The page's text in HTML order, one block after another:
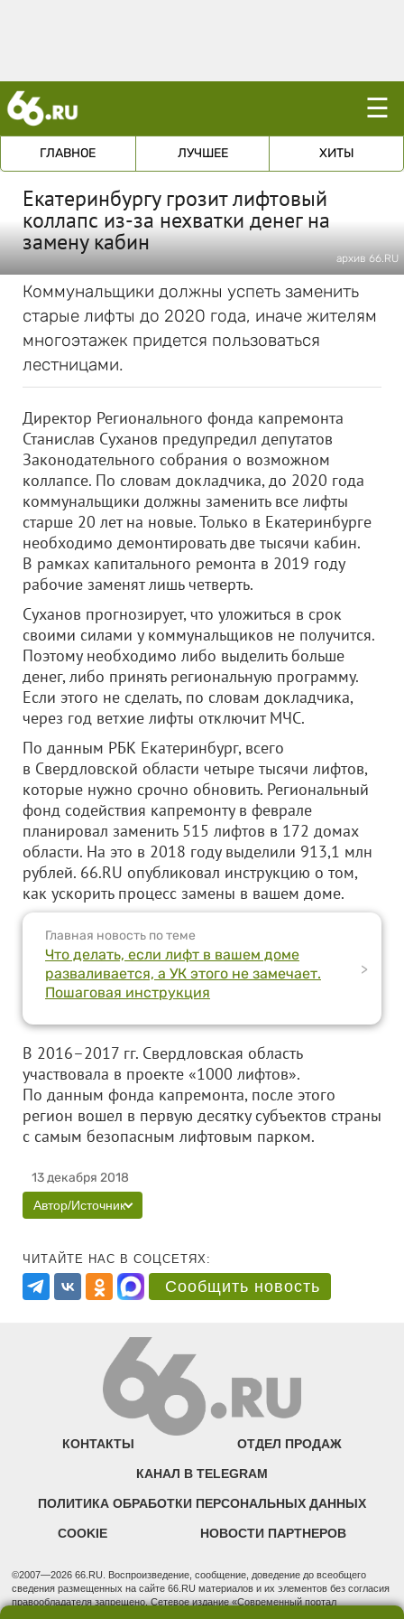
☰
ГЛАВНОЕ ЛУЧШЕЕ ХИТЫ
Екатеринбургу грозит лифтовый
коллапс из-за нехватки денег на
замену кабин
архив 66.RU
Коммунальщики должны успеть заменить
старые лифты до 2020 года, иначе жителям
многоэтажек придется пользоваться
лестницами.
Директор Регионального фонда капремонта
Станислав Суханов предупредил депутатов
Законодательного собрания о возможном
коллапсе. По словам докладчика, до 2020 года
коммунальщики должны заменить все лифты
старше 20 лет на новые. Только в Екатеринбурге
необходимо демонтировать две тысячи кабин.
В рамках капитального ремонта в 2019 году
рабочие заменят лишь четверть.
Суханов прогнозирует, что уложиться в срок
своими силами у коммунальщиков не получится.
Поэтому необходимо либо выделить больше
денег, либо принять региональную программу.
Если этого не сделать, по словам докладчика,
через год ветхие лифты отключит МЧС.
По данным РБК Екатеринбург, всего
в Свердловской области четыре тысячи лифтов,
которые нужно срочно обновить. Региональный
фонд содействия капремонту в феврале
планировал заменить 515 лифтов в 172 домах
области. На это в 2018 году выделили 913,1 млн
рублей. 66.RU опубликовал инструкцию о том,
как ускорить процесс замены в вашем доме.
Главная новость по теме
Что делать, если лифт в вашем доме
разваливается, а УК этого не замечает.
Пошаговая инструкция
>
В 2016–2017 гг. Свердловская область
участвовала в проекте «1000 лифтов».
По данным фонда капремонта, после этого
регион вошел в первую десятку субъектов страны
с самым безопасным лифтовым парком.
13 декабря 2018
Автор/Источник
ЧИТАЙТЕ НАС В СОЦСЕТЯХ:
Сообщить новость
КОНТАКТЫ ОТДЕЛ ПРОДАЖ
КАНАЛ В TELEGRAM
ПОЛИТИКА ОБРАБОТКИ ПЕРСОНАЛЬНЫХ ДАННЫХ
COOKIE НОВОСТИ ПАРТНЕРОВ
©2007—2026 66.RU. Воспроизведение, сообщение, доведение до всеобщего
сведения размещенных на сайте 66.RU материалов и их элементов без согласия
правообладателя запрещено. Сетевое издание «Современный портал